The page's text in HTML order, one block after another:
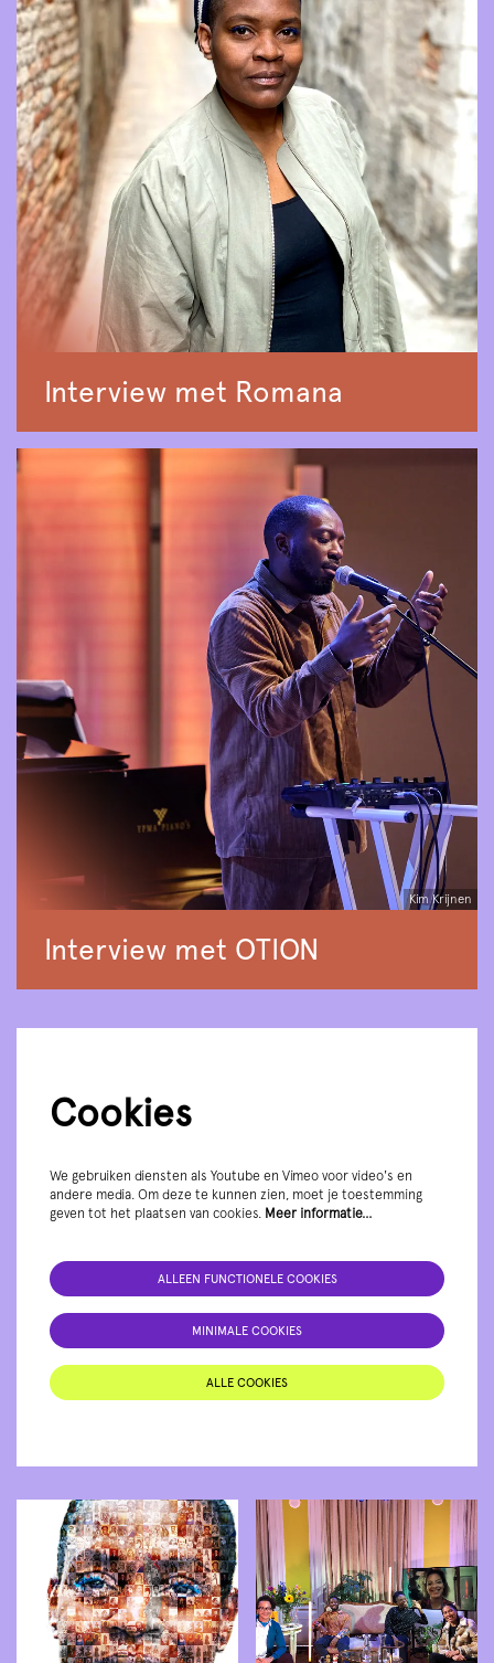
Interview met Romana
Kim Krijnen
Interview met OTION
Cookies
We gebruiken diensten als Youtube en Vimeo voor video's en
andere media. Om deze te kunnen zien, moet je toestemming
geven tot het plaatsen van cookies. Meer informatie…
ALLEEN FUNCTIONELE COOKIES
MINIMALE COOKIES
ALLE COOKIES